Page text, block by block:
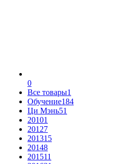
0
Все товары1
Обучение184
Ци Мэнь51
20101
20127
201315
20148
201511